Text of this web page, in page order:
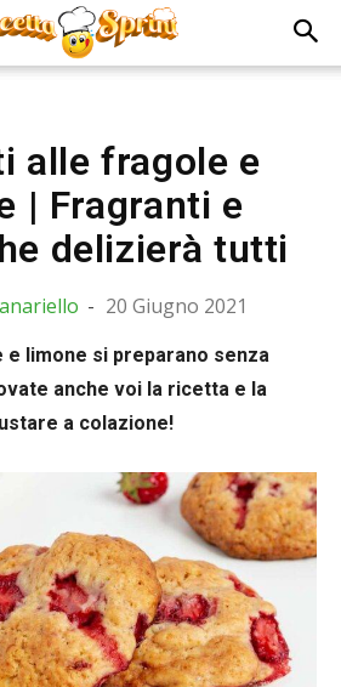
alle fragole e
| Fragranti e
delizierà tutti
- 20 Giugno 2021
limone si preparano senza
anche voi la ricetta e la
a colazione!